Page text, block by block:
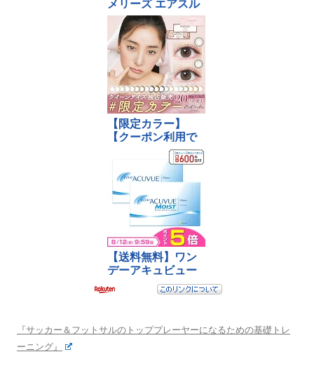
『サッカー＆フットサルのトッププレーヤーになるための基礎トレ
ーニング』